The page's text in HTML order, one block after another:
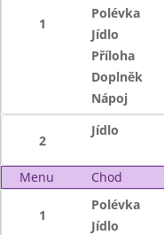
1
Polévka
Jídlo
Příloha
Doplněk
Nápoj
2
Jídlo
Menu Chod
1
Polévka
Jídlo